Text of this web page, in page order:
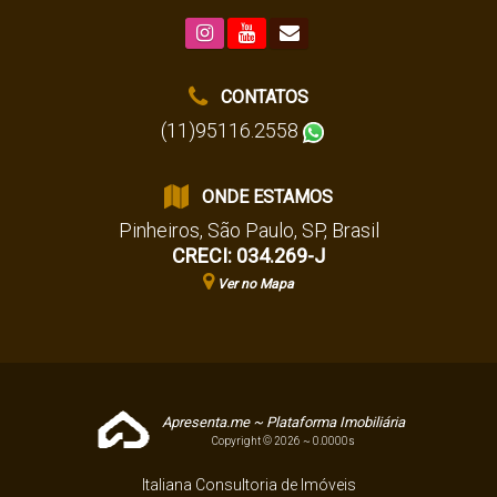
CONTATOS
(11)95116.2558
ONDE ESTAMOS
Pinheiros, São Paulo, SP, Brasil
CRECI: 034.269-J
Ver no Mapa
Apresenta.me ~ Plataforma Imobiliária
Copyright © 2026 ~ 0.0000s
Italiana Consultoria de Imóveis